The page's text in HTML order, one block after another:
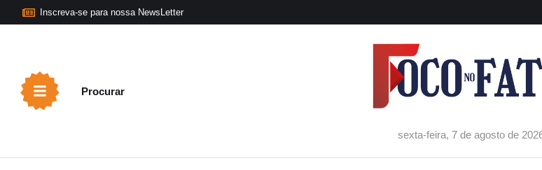
Inscreva-se para nossa NewsLetter
Procurar
sexta-feira, 7 de agosto de